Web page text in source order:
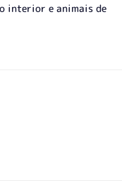
interior e animais de